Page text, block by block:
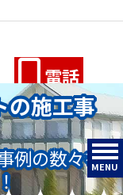
電話
MENU
の施工事
例の数々を